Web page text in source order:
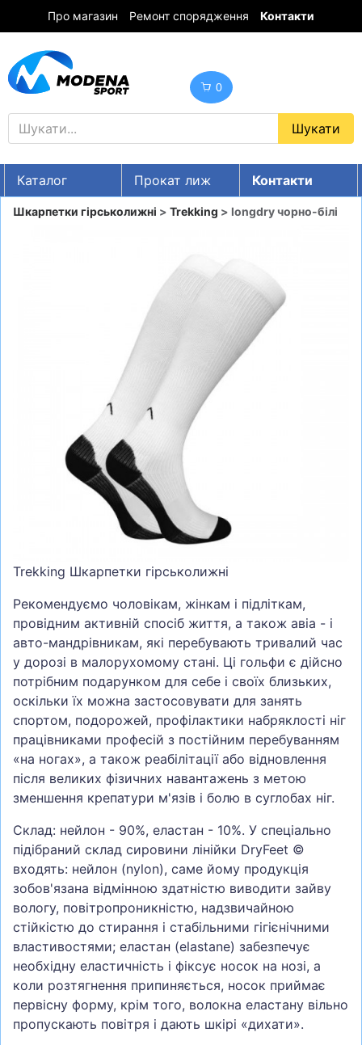
Про магазин Ремонт спорядження Контакти
0
Каталог Прокат лиж
Контакти
UA RU EN
ШОЛОМИ, ЗАХИСТ, ОКУЛЯРИ
БІГ, ФІТНЕС, М'ЯЧІ
ВЕЛОСИПЕДИ
САМОКАТИ
ТЕНІС, БАДМІНТОН
ТУРИЗМ
Шкарпетки гірськолижні > Trekking > longdry чорно-білі
Trekking Шкарпетки гірськолижні
Рекомендуємо чоловікам, жінкам і підліткам,
провідним активній спосіб життя, а також авіа - і
авто-мандрівникам, які перебувають тривалий час
у дорозі в малорухомому стані. Ці гольфи є дійсно
потрібним подарунком для себе і своїх близьких,
оскільки їх можна застосовувати для занять
спортом, подорожей, профілактики набряклості ніг
працівниками професій з постійним перебуванням
«на ногах», а також реабілітації або відновлення
після великих фізичних навантажень з метою
зменшення крепатури м'язів і болю в суглобах ніг.
Склад: нейлон - 90%, еластан - 10%. У спеціально
підібраний склад сировини лінійки DryFeet ©
входять: нейлон (nylon), саме йому продукція
зобов'язана відмінною здатністю виводити зайву
вологу, повітропроникністю, надзвичайною
стійкістю до стирання і стабільними гігієнічними
властивостями; еластан (elastane) забезпечує
необхідну еластичність і фіксує носок на нозі, а
коли розтягнення припиняється, носок приймає
первісну форму, крім того, волокна еластану вільно
пропускають повітря і дають шкірі «дихати».